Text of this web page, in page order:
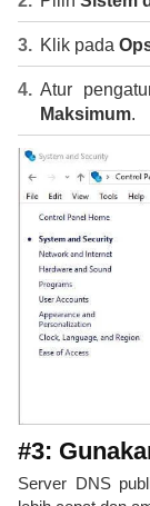
Klik pada
Atur
Maksimum.
#3:
Server DNS